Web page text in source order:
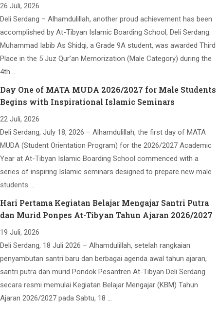
26 Juli, 2026
Deli Serdang – Alhamdulillah, another proud achievement has been
accomplished by At-Tibyan Islamic Boarding School, Deli Serdang.
Muhammad Iabib As Shidqi, a Grade 9A student, was awarded Third
Place in the 5 Juz Qur’an Memorization (Male Category) during the
4th …
Day One of MATA MUDA 2026/2027 for Male Students
Begins with Inspirational Islamic Seminars
22 Juli, 2026
Deli Serdang, July 18, 2026 – Alhamdulillah, the first day of MATA
MUDA (Student Orientation Program) for the 2026/2027 Academic
Year at At-Tibyan Islamic Boarding School commenced with a
series of inspiring Islamic seminars designed to prepare new male
students …
Hari Pertama Kegiatan Belajar Mengajar Santri Putra
dan Murid Ponpes At-Tibyan Tahun Ajaran 2026/2027
19 Juli, 2026
Deli Serdang, 18 Juli 2026 – Alhamdulillah, setelah rangkaian
penyambutan santri baru dan berbagai agenda awal tahun ajaran,
santri putra dan murid Pondok Pesantren At-Tibyan Deli Serdang
secara resmi memulai Kegiatan Belajar Mengajar (KBM) Tahun
Ajaran 2026/2027 pada Sabtu, 18 …